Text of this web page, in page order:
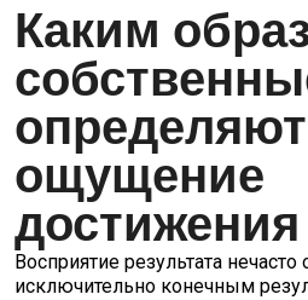
Каким
ощущение
достижения
Восприятие результата нечасто
исключительно конечным